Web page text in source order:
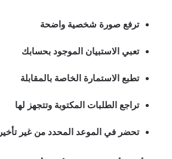
ترفع صورة شخصية واضحة
تعبي الاستبيان الموجود بحسابك
تطبع الاستمارة الخاصة بالمقابلة
تراجع الطلبات المكتوبة وتتجهز لها
تحضر في الموعد المحدد من غير تأخير